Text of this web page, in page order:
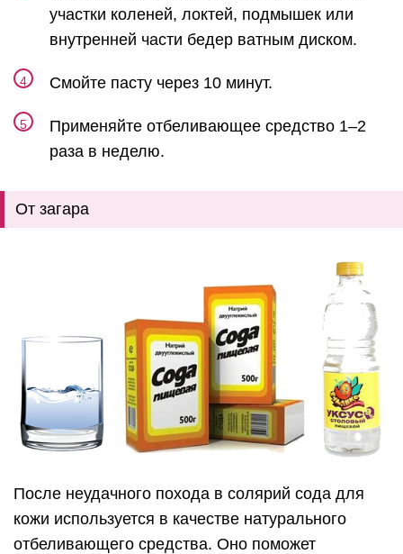
участки коленей, локтей, подмышек или
внутренней части бедер ватным диском.
Смойте пасту через 10 минут.
Применяйте отбеливающее средство 1–2
раза в неделю.
От загара
После неудачного похода в солярий сода для
кожи используется в качестве натурального
отбеливающего средства. Оно поможет